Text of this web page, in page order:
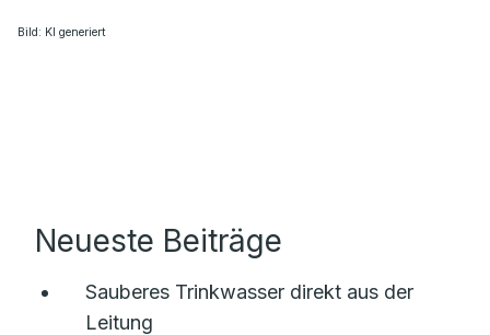
Bild: KI generiert
Neueste Beiträge
Sauberes Trinkwasser direkt aus der
Leitung